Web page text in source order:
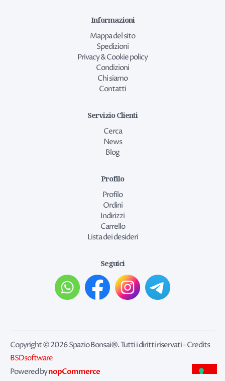
Informazioni
Mappa del sito
Spedizioni
Privacy & Cookie policy
Condizioni
Chi siamo
Contatti
Servizio Clienti
Cerca
News
Blog
Profilo
Profilo
Ordini
Indirizzi
Carrello
Lista dei desideri
Seguici
Copyright © 2026 Spazio Bonsai®. Tutti i diritti riservati - Credits
BSDsoftware
Powered bynopCommerce